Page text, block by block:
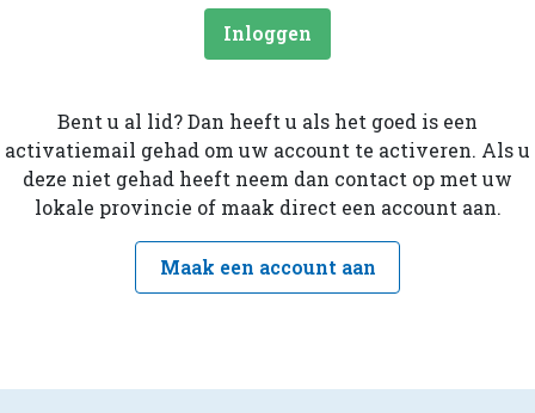
Inloggen
Bent u al lid? Dan heeft u als het goed is een
activatiemail gehad om uw account te activeren. Als u
deze niet gehad heeft neem dan contact op met uw
lokale provincie of maak direct een account aan.
Maak een account aan